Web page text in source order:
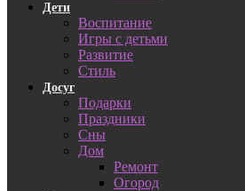
Дети
Воспитание
Игры с детьми
Развитие
Стиль
Досуг
Подарки
Праздники
Сны
Дом
Ремонт
Огород